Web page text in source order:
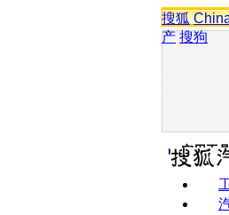
搜狐
产 搜狗
实用工